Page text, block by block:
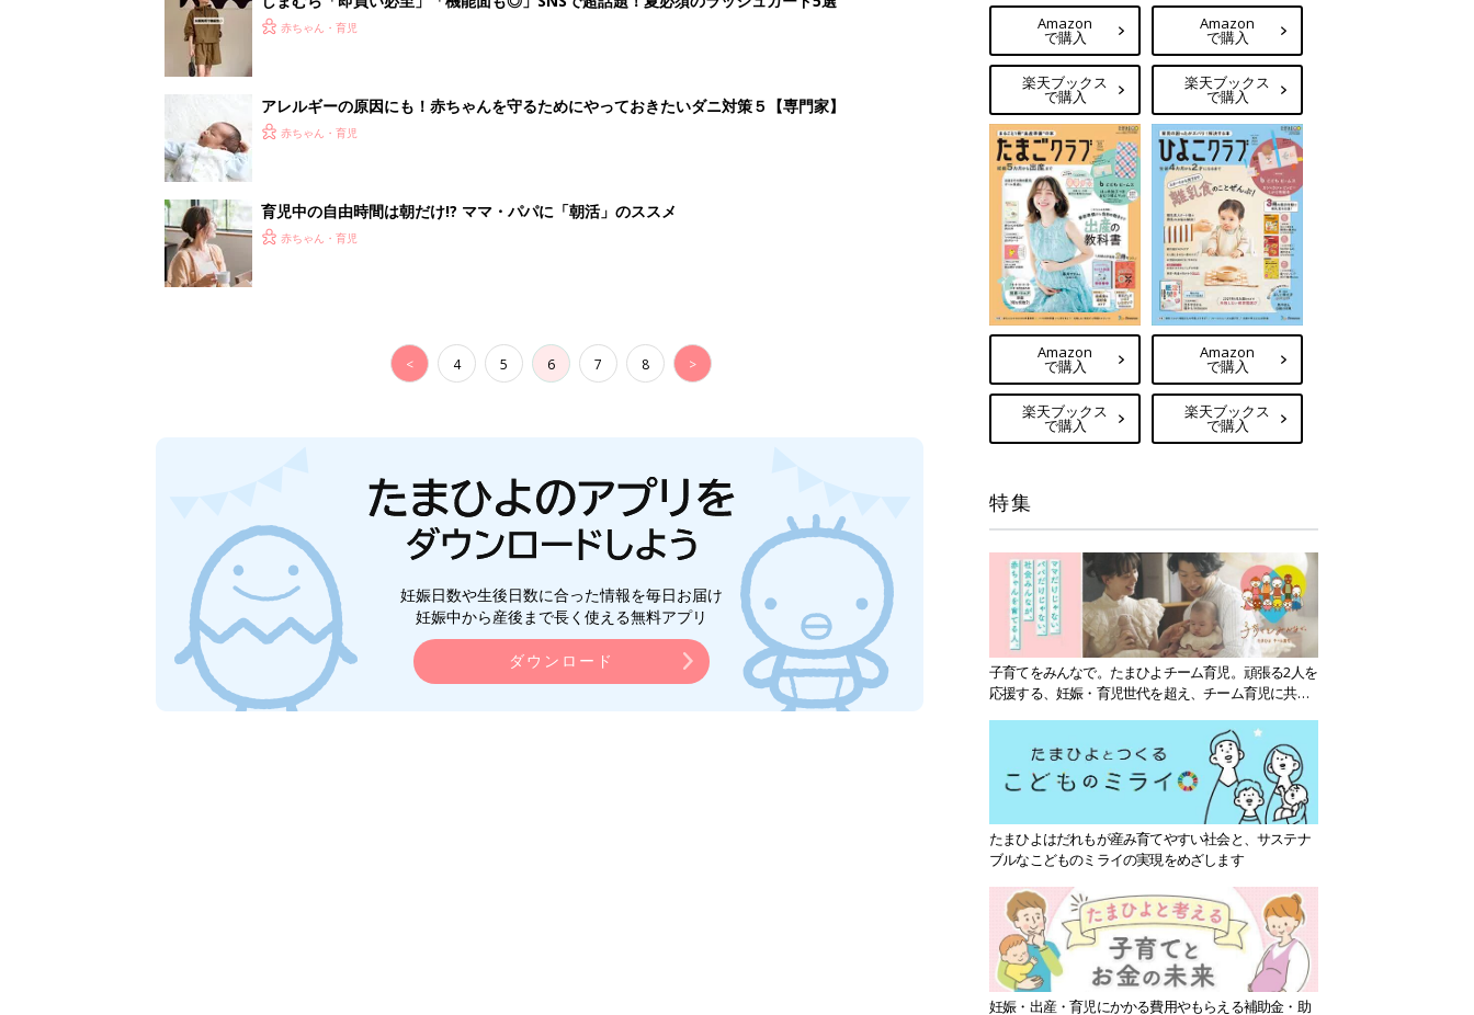
赤ちゃん・育児
アレルギーの原因にも！赤ちゃんを守るためにやっておきたいダニ対策５【専門家】
赤ちゃん・育児
育児中の自由時間は朝だけ!? ママ・パパに「朝活」のススメ
赤ちゃん・育児
< 4 5 6 7 8 >
妊娠日数や生後日数に合った情報を毎日お届け
妊娠中から産後まで長く使える無料アプリ
ダウンロード
Amazon
で購入
楽天ブックス
で購入
Amazon
で購入
楽天ブックス
で購入
Amazon
で購入
楽天ブックス
で購入
Amazon
で購入
楽天ブックス
で購入
特集
子育てをみんなで。たまひよチーム育児。頑張る2人を
応援する、妊娠・育児世代を超え、チーム育児に共感
たまひよはだれもが産み育てやすい社会と、サステナ
ブルなこどものミライの実現をめざします
妊娠・出産・育児にかかる費用やもらえる補助金・助